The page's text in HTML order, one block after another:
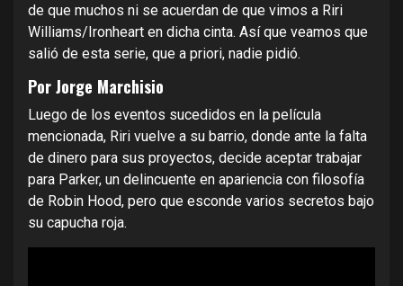
de que muchos ni se acuerdan de que vimos a Riri
Williams/Ironheart en dicha cinta. Así que veamos que
salió de esta serie, que a priori, nadie pidió.
Por Jorge Marchisio
Luego de los eventos sucedidos en la película
mencionada, Riri vuelve a su barrio, donde ante la falta
de dinero para sus proyectos, decide aceptar trabajar
para Parker, un delincuente en apariencia con filosofía
de Robin Hood, pero que esconde varios secretos bajo
su capucha roja.